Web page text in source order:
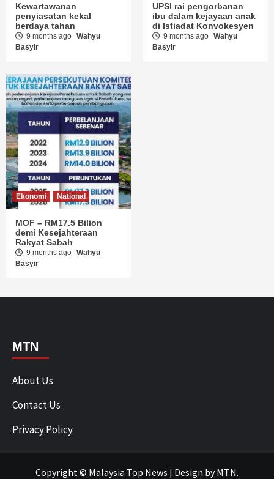
Kewartawanan
penyiasatan kekal
berdaya tahan
9 months ago Wahyu
Basyir
UPSI rai pengorbanan
ibu dalam kejayaan anak
di Istiadat Konvokesyen
9 months ago Wahyu
Basyir
Ekonomi National
MOF – RM17.5 Bilion
demi Kesejahteraan
Rakyat Sabah
9 months ago Wahyu
Basyir
MTN
About Us
Contact Us
Privacy Policy
Copyright © Malaysia Top News | Design by MTN.